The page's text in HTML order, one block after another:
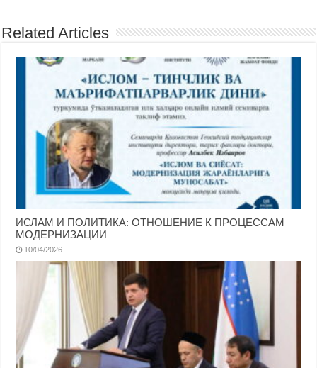
Related Articles
ИСЛАМ И ПОЛИТИКА: ОТНОШЕНИЕ К ПРОЦЕССАМ
МОДЕРНИЗАЦИИ
10/04/2026